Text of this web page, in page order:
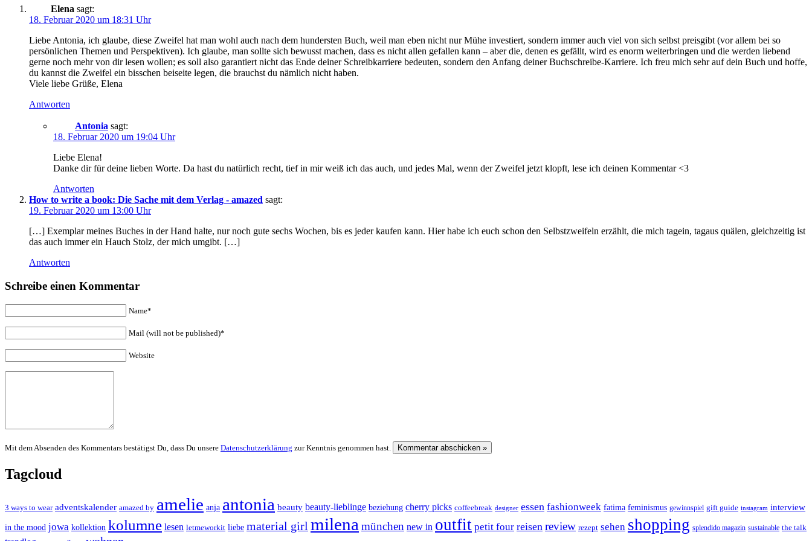
Elena sagt:
18. Februar 2020 um 18:31 Uhr
Liebe Antonia, ich glaube, diese Zweifel hat man wohl auch nach dem hundersten Buch, weil man eben nicht nur Mühe investiert, sondern immer auch viel von sich selbst preisgibt (vor allem bei so
persönlichen Themen und Perspektiven). Ich glaube, man sollte sich bewusst machen, dass es nicht allen gefallen kann – aber die, denen es gefällt, wird es enorm weiterbringen und die werden liebend
gerne noch mehr von dir lesen wollen; es soll also garantiert nicht das Ende deiner Schreibkarriere bedeuten, sondern den Anfang deiner Buchschreibe-Karriere. Ich freu mich sehr auf dein Buch und hoffe,
du kannst die Zweifel ein bisschen beiseite legen, die brauchst du nämlich nicht haben.
Viele liebe Grüße, Elena
Antworten
Antonia sagt:
18. Februar 2020 um 19:04 Uhr
Liebe Elena!
Danke dir für deine lieben Worte. Da hast du natürlich recht, tief in mir weiß ich das auch, und jedes Mal, wenn der Zweifel jetzt klopft, lese ich deinen Kommentar <3
Antworten
How to write a book: Die Sache mit dem Verlag - amazed sagt:
19. Februar 2020 um 13:00 Uhr
[…] Exemplar meines Buches in der Hand halte, nur noch gute sechs Wochen, bis es jeder kaufen kann. Hier habe ich euch schon den Selbstzweifeln erzählt, die mich tagein, tagaus quälen, gleichzeitig ist
das auch immer ein Hauch Stolz, der mich umgibt. […]
Antworten
Schreibe einen Kommentar
Name*
Mail (will not be published)*
Website
Mit dem Absenden des Kommentars bestätigst Du, dass Du unsere Datenschutzerklärung zur Kenntnis genommen hast.
Tagcloud
3 ways to wear adventskalender amazed by amelie anja antonia beauty beauty-lieblinge beziehung cherry picks coffeebreak designer essen fashionweek fatima feminismus gewinnspiel gift guide instagram interview
in the mood jowa kollektion kolumne lesen letmeworkit liebe material girl milena münchen new in outfit petit four reisen review rezept sehen shopping splendido magazin sustainable the talk